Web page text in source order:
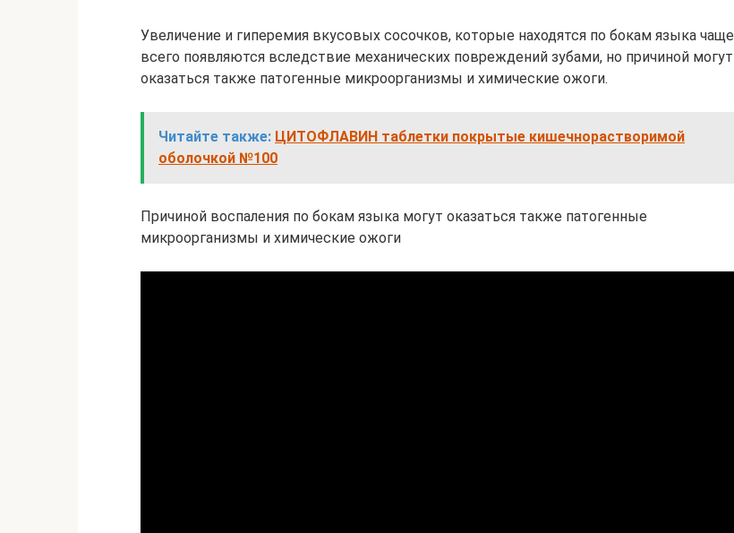
Увеличение и гиперемия вкусовых сосочков, которые находятся по бокам языка чаще
всего появляются вследствие механических повреждений зубами, но причиной могут
оказаться также патогенные микроорганизмы и химические ожоги.
Читайте также: ЦИТОФЛАВИН таблетки покрытые кишечнорастворимой
оболочкой №100
Причиной воспаления по бокам языка могут оказаться также патогенные
микроорганизмы и химические ожоги